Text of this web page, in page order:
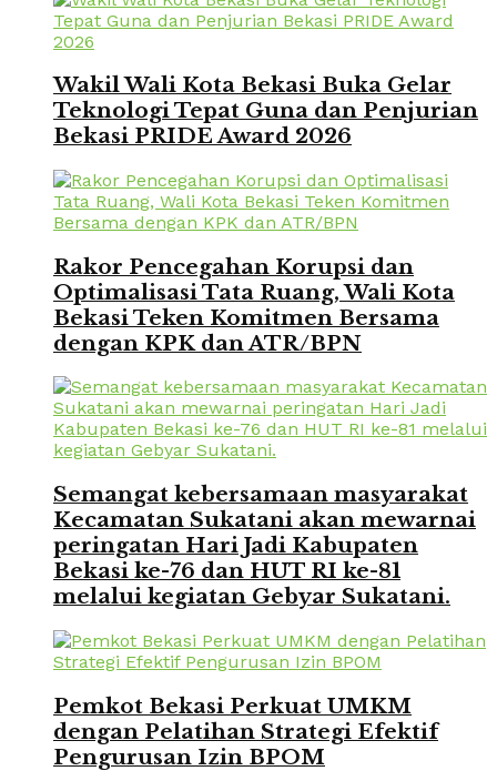
Wakil Wali Kota Bekasi Buka Gelar
Teknologi Tepat Guna dan Penjurian
Bekasi PRIDE Award 2026
Rakor Pencegahan Korupsi dan
Optimalisasi Tata Ruang, Wali Kota
Bekasi Teken Komitmen Bersama
dengan KPK dan ATR/BPN
Semangat kebersamaan masyarakat
Kecamatan Sukatani akan mewarnai
peringatan Hari Jadi Kabupaten
Bekasi ke-76 dan HUT RI ke-81
melalui kegiatan Gebyar Sukatani.
Pemkot Bekasi Perkuat UMKM
dengan Pelatihan Strategi Efektif
Pengurusan Izin BPOM